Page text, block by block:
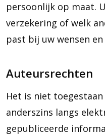
persoonlijk op maat.
verzekering of welk
past bij uw wensen
Auteursrechten
Het is niet
anderszins langs
gepubliceerde